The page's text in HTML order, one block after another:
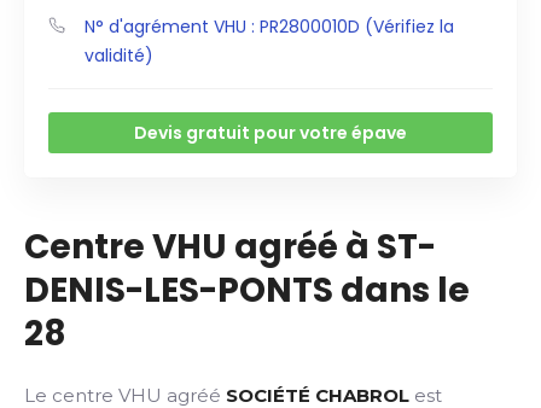
N° d'agrément VHU : PR2800010D (Vérifiez la
validité)
Devis gratuit pour votre épave
Centre VHU agréé à ST-
DENIS-LES-PONTS dans le
28
Le centre VHU agréé SOCIÉTÉ CHABROL est